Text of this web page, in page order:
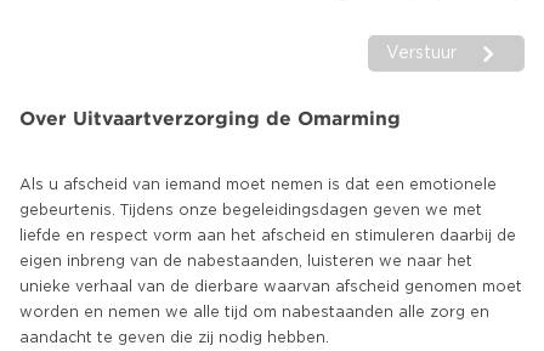
Verstuur
Over Uitvaartverzorging de Omarming
Als u afscheid van iemand moet nemen is dat een emotionele
gebeurtenis. Tijdens onze begeleidingsdagen geven we met
liefde en respect vorm aan het afscheid en stimuleren daarbij de
eigen inbreng van de nabestaanden, luisteren we naar het
unieke verhaal van de dierbare waarvan afscheid genomen moet
worden en nemen we alle tijd om nabestaanden alle zorg en
aandacht te geven die zij nodig hebben.